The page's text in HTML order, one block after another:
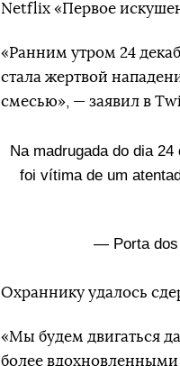
Netflix «Первое
«Ранним утром 24
стала жертвой
смесью», — заявил в
Na madrugada do dia
foi vítima de um
— Porta dos
Охраннику удалось
«Мы будем двигаться
более вдохновленными